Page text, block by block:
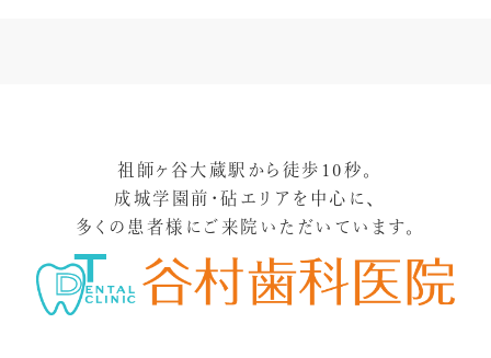
祖師ヶ谷大蔵駅から徒歩10秒。
成城学園前・砧エリアを中心に、
多くの患者様にご来院いただいています。